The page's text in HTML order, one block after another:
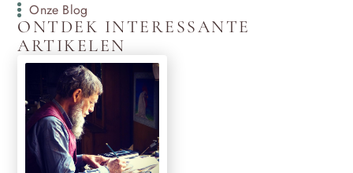
Onze Blog
ONTDEK INTERESSANTE
ARTIKELEN